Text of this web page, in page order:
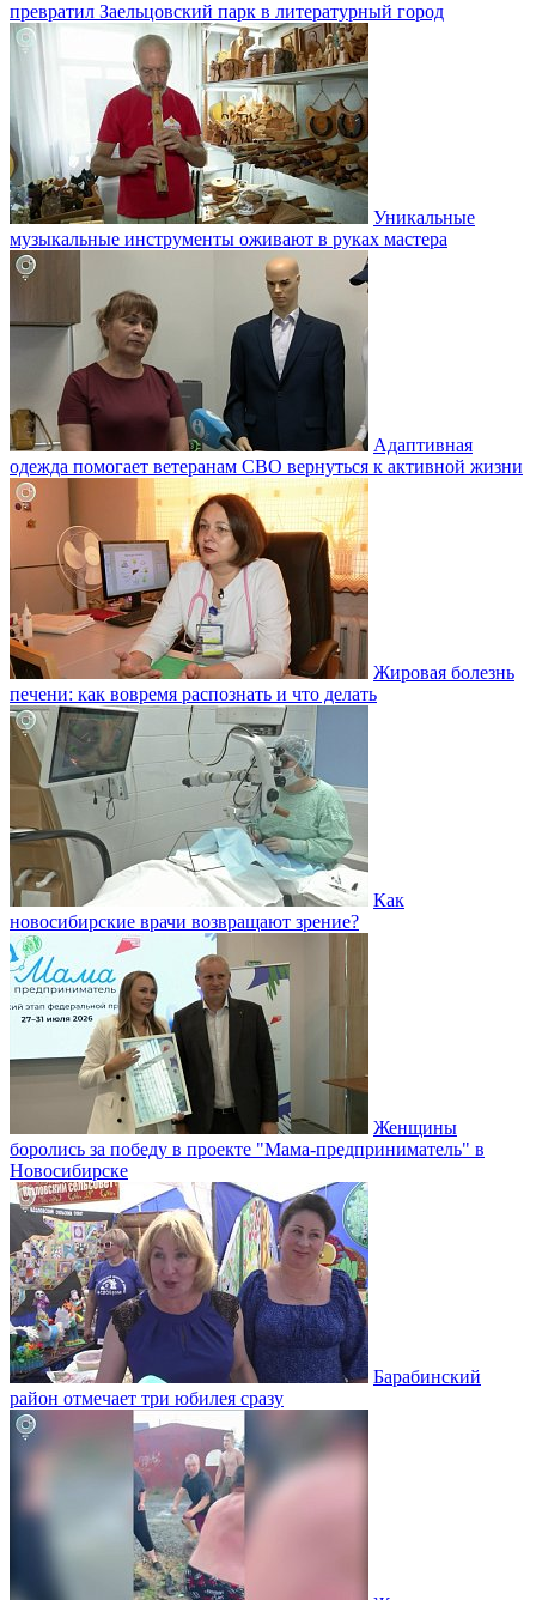
превратил Заельцовский парк в литературный город
Уникальные
музыкальные инструменты оживают в руках мастера
Адаптивная
одежда помогает ветеранам СВО вернуться к активной жизни
Жировая болезнь
печени: как вовремя распознать и что делать
Как
новосибирские врачи возвращают зрение?
Женщины
боролись за победу в проекте "Мама-предприниматель" в
Новосибирске
Барабинский
район отмечает три юбилея сразу